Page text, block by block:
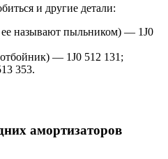
и другие детали:
ее называют пыльником) — 1J0
— 1J0 512 131;
353.
амортизаторов